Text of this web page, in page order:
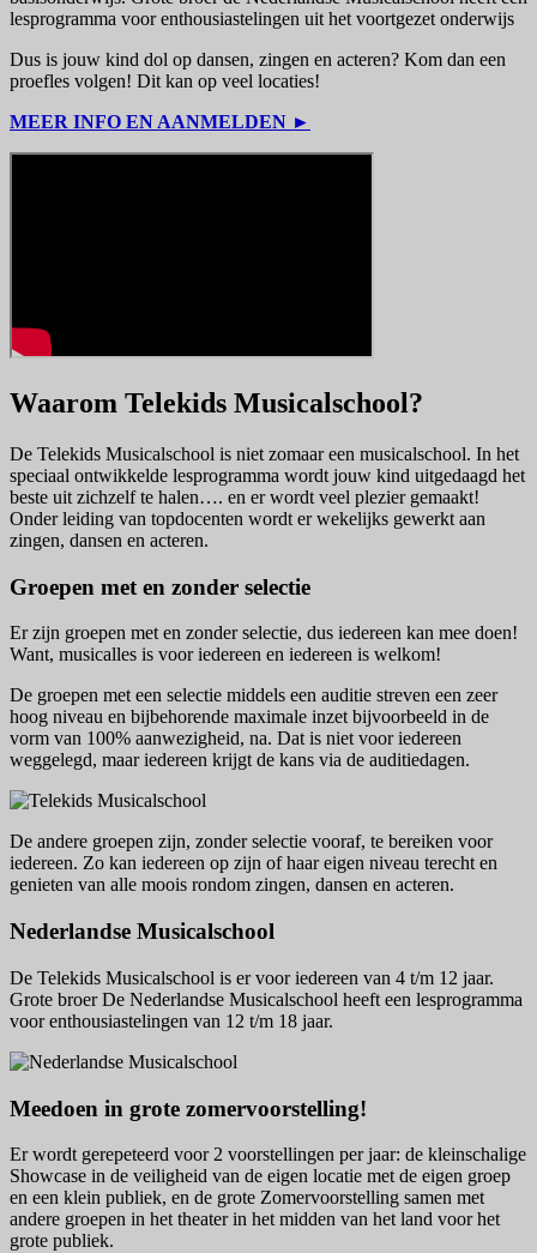
lesprogramma voor enthousiastelingen uit het voortgezet onderwijs
Dus is jouw kind dol op dansen, zingen en acteren? Kom dan een
proefles volgen! Dit kan op veel locaties!
MEER INFO EN AANMELDEN ►
Waarom Telekids Musicalschool?
De Telekids Musicalschool is niet zomaar een musicalschool. In het
speciaal ontwikkelde lesprogramma wordt jouw kind uitgedaagd het
beste uit zichzelf te halen…. en er wordt veel plezier gemaakt!
Onder leiding van topdocenten wordt er wekelijks gewerkt aan
zingen, dansen en acteren.
Groepen met en zonder selectie
Er zijn groepen met en zonder selectie, dus iedereen kan mee doen!
Want, musicalles is voor iedereen en iedereen is welkom!
De groepen met een selectie middels een auditie streven een zeer
hoog niveau en bijbehorende maximale inzet bijvoorbeeld in de
vorm van 100% aanwezigheid, na. Dat is niet voor iedereen
weggelegd, maar iedereen krijgt de kans via de auditiedagen.
De andere groepen zijn, zonder selectie vooraf, te bereiken voor
iedereen. Zo kan iedereen op zijn of haar eigen niveau terecht en
genieten van alle moois rondom zingen, dansen en acteren.
Nederlandse Musicalschool
De Telekids Musicalschool is er voor iedereen van 4 t/m 12 jaar.
Grote broer De Nederlandse Musicalschool heeft een lesprogramma
voor enthousiastelingen van 12 t/m 18 jaar.
Meedoen in grote zomervoorstelling!
Er wordt gerepeteerd voor 2 voorstellingen per jaar: de kleinschalige
Showcase in de veiligheid van de eigen locatie met de eigen groep
en een klein publiek, en de grote Zomervoorstelling samen met
andere groepen in het theater in het midden van het land voor het
grote publiek.